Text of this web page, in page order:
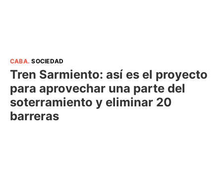
CABA.SOCIEDAD
Tren Sarmiento: así es el proyecto
para aprovechar una parte del
soterramiento y eliminar 20
barreras